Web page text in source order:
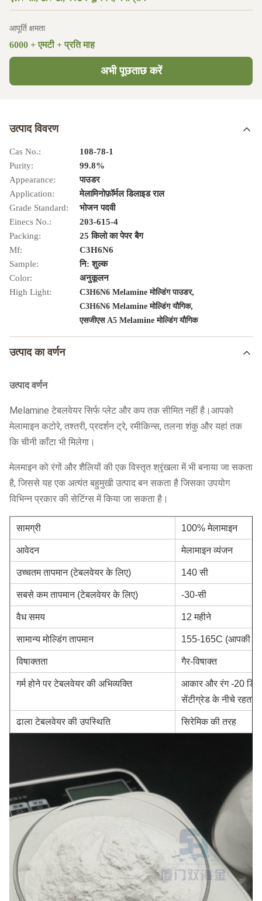
आपूर्ति क्षमता
6000 + एमटी + प्रति माह
अभी पूछताछ करें
उत्पाद विवरण
Cas No.:
108-78-1
Purity:
99.8%
Appearance:
पाउडर
Application:
मेलामिनोफ़ॉर्मल डिलाइड राल
Grade Standard:
भोजन पदवी
Einecs No.:
203-615-4
Packing:
25 किलो का पेपर बैग
Mf:
C3H6N6
Sample:
नि: शुल्क
Color:
अनुकूलन
High Light:
C3H6N6 Melamine मोल्डिंग पाउडर,
C3H6N6 Melamine मोल्डिंग यौगिक,
एसजीएस A5 Melamine मोल्डिंग यौगिक
उत्पाद का वर्णन
उत्पाद वर्णन
Melamine टेबलवेयर सिर्फ प्लेट और कप तक सीमित नहीं है।आपको
मेलामाइन कटोरे, तश्तरी, प्रदर्शन ट्रे, रमीकिन्स, तलना शंकु और यहां तक ​​
कि चीनी काँटा भी मिलेगा।
मेलमाइन को रंगों और शैलियों की एक विस्तृत श्रृंखला में भी बनाया जा सकता
है, जिससे यह एक अत्यंत बहुमुखी उत्पाद बन सकता है जिसका उपयोग
विभिन्न प्रकार की सेटिंग्स में किया जा सकता है।
सामग्री 100% मेलामाइन
आवेदन मेलामाइन व्यंजन
उच्चतम तापमान (टेबलवेयर के लिए) 140 सी
सबसे कम तापमान (टेबलवेयर के लिए) -30-सी
वैध समय 12 महीने
सामान्य मोल्डिंग तापमान 155-165C (आपकी
विषाक्तता गैर-विषाक्त
गर्म होने पर टेबलवेयर की अभिव्यक्ति
आकार और रंग -20
सेंटीग्रेड के नीचे रहता है
ढाला टेबलवेयर की उपस्थिति सिरेमिक की तरह